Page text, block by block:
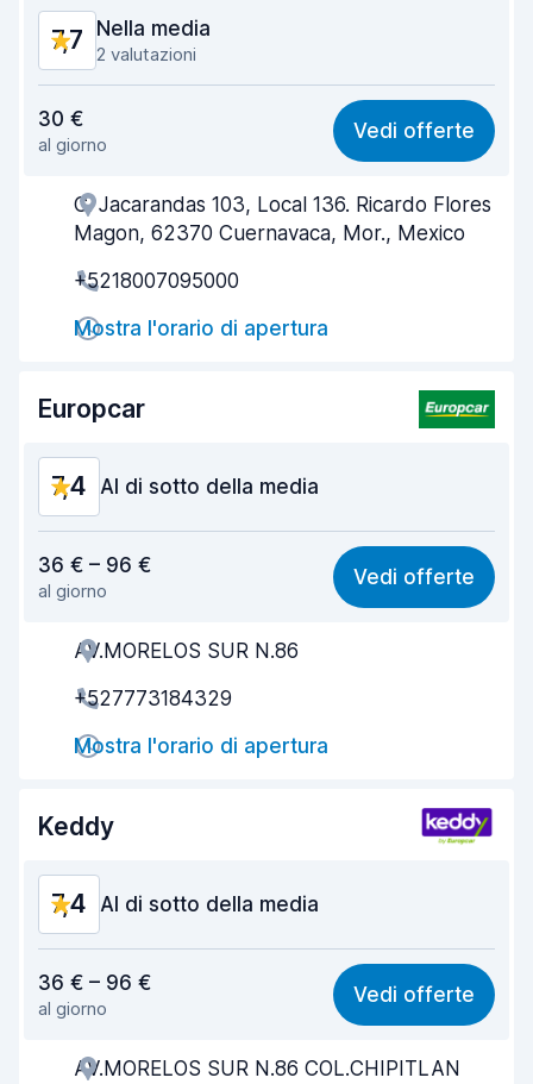
7,7 Nella media
2 valutazioni
7,3
Facile da trovare 8,1
Gentilezza degli agenti 7,2
Condizioni dell'auto 7,5
30 €
al giorno
Vedi offerte
C. Jacarandas 103, Local 136. Ricardo Flores
Magon, 62370 Cuernavaca, Mor., Mexico
+5218007095000
Mostra l'orario di apertura
Europcar
7,4 Al di sotto della media
6,0
Facile da trovare 8,2
Gentilezza degli agenti
Rapidità del ritiro
Rapidità della riconsegna
7,9
36 € – 96 €
al giorno
Vedi offerte
AV.MORELOS SUR N.86
+527773184329
Mostra l'orario di apertura
Keddy
7,4 Al di sotto della media
6,5
Facile da trovare 8,2
Gentilezza degli agenti
36 € – 96 €
al giorno
Vedi offerte
AV.MORELOS SUR N.86 COL.CHIPITLAN